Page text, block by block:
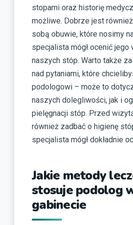
stopami oraz historię
możliwe. Dobrze jest
sobą obuwie, które nosimy
specjalista mógł ocenić jego
naszych stóp. Warto także
nad pytaniami, które
podologowi – może to
naszych dolegliwości, jak i
pielęgnacji stóp. Przed
również zadbać o higienę
specjalista mógł dokładnie
Jakie metody
stosuje podolog
gabinecie